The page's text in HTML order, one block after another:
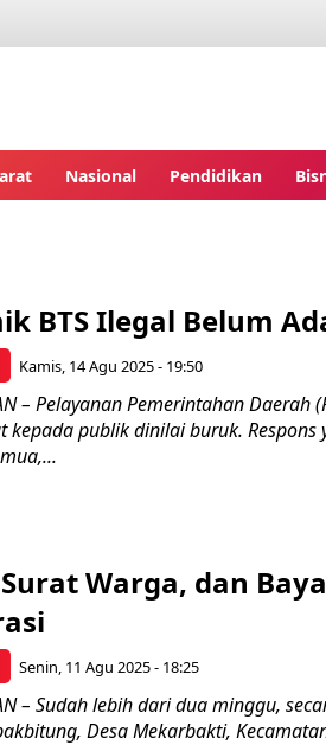
Nasional Pendidikan
BTS Ilegal Belum
Kamis, 14 Agu 2025 - 19:50
– Pelayanan Pemerintahan Daerah
kepada publik dinilai buruk.
Warga, dan
Senin, 11 Agu 2025 - 18:25
– Sudah lebih dari dua minggu,
Desa Mekarbakti,